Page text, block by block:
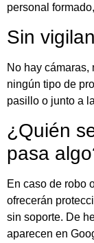
personal
Sin
No hay cámaras,
ningún tipo de
pasillo o junto a
¿Quién
pasa
En caso de robo
ofrecerán
sin soporte. De
aparecen en